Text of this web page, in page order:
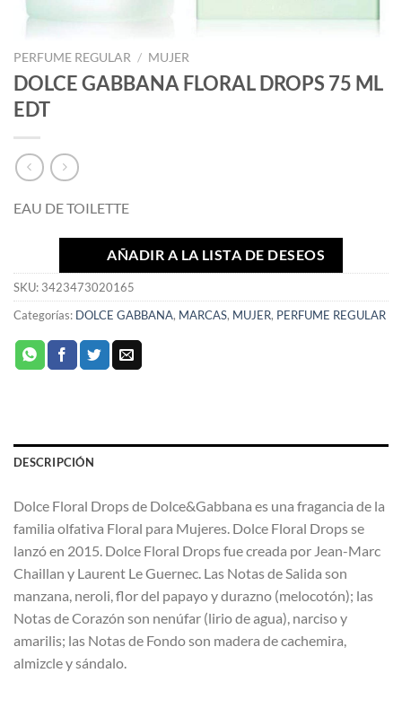
PERFUME REGULAR / MUJER
DOLCE GABBANA FLORAL DROPS 75 ML
EDT
EAU DE TOILETTE
AÑADIR A LA LISTA DE DESEOS
SKU: 3423473020165
Categorías: DOLCE GABBANA, MARCAS, MUJER, PERFUME REGULAR
DESCRIPCIÓN
Dolce Floral Drops de Dolce&Gabbana es una fragancia de la
familia olfativa Floral para Mujeres. Dolce Floral Drops se
lanzó en 2015. Dolce Floral Drops fue creada por Jean-Marc
Chaillan y Laurent Le Guernec. Las Notas de Salida son
manzana, neroli, flor del papayo y durazno (melocotón); las
Notas de Corazón son nenúfar (lirio de agua), narciso y
amarilis; las Notas de Fondo son madera de cachemira,
almizcle y sándalo.